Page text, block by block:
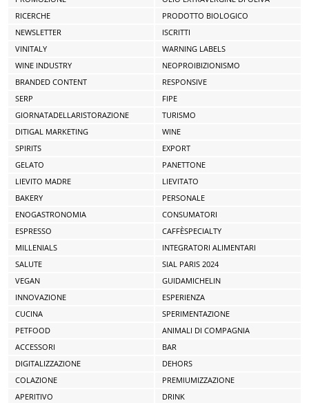
RICERCHE
PRODOTTO BIOLOGICO
NEWSLETTER
ISCRITTI
VINITALY
WARNING LABELS
WINE INDUSTRY
NEOPROIBIZIONISMO
BRANDED CONTENT
RESPONSIVE
SERP
FIPE
GIORNATADELLARISTORAZIONE
TURISMO
DITIGAL MARKETING
WINE
SPIRITS
EXPORT
GELATO
PANETTONE
LIEVITO MADRE
LIEVITATO
BAKERY
PERSONALE
ENOGASTRONOMIA
CONSUMATORI
ESPRESSO
CAFFÈSPECIALTY
MILLENIALS
INTEGRATORI ALIMENTARI
SALUTE
SIAL PARIS 2024
VEGAN
GUIDAMICHELIN
INNOVAZIONE
ESPERIENZA
CUCINA
SPERIMENTAZIONE
PETFOOD
ANIMALI DI COMPAGNIA
ACCESSORI
BAR
DIGITALIZZAZIONE
DEHORS
COLAZIONE
PREMIUMIZZAZIONE
APERITIVO
DRINK